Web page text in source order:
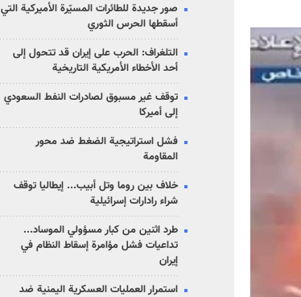
صور جديدة للطائرات المسيّرة الأميركية التي
أسقطها الحرس الثوري
التلغراف: الحرب على إيران قد تتحول إلى
أحد الأخطاء الأمريكية التاريخية
توقف غير مسبوق لصادرات النفط السعودي
إلى أميركا
فشل استراتيجية الضغط ضد محور
المقاومة
خلاف بين روما وتل أبيب... إيطاليا توقف
شراء رادارات إسرائيلية
طرد اثنين من كبار مسؤولي الموساد...
تداعيات فشل مؤامرة إسقاط النظام في
إيران
استمرار العمليات العسكرية اليمنية ضد